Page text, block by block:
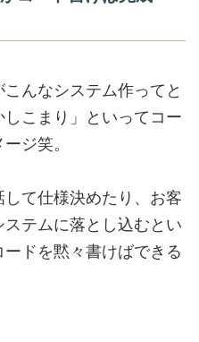
んなシステム作ってと
こまり」といってコー
ジ笑。
て仕様決めたり、お客
テムに落とし込むとい
ドを黙々書けばできる